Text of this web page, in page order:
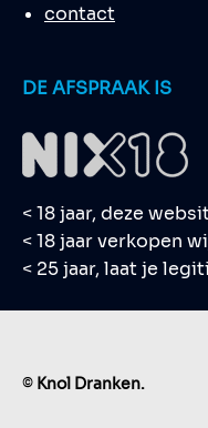
contact
DE AFSPRAAK IS
< 18 jaar, deze
< 18 jaar verkopen
< 25 jaar, laat je
© Knol Dranken.